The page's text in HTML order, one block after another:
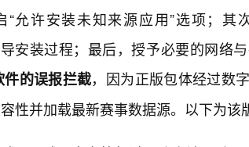
允许安装未知来源应用”选项；其
安装过程；最后，授予必要的网络
的误报拦截，因为正版包体经过数
性并加载最新赛事数据源。以下为该